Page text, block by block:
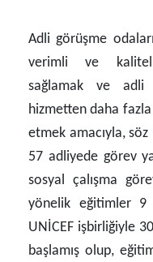
Adli görüşme
verimli ve kaliteli
sağlamak ve adli
hizmetten daha
etmek amacıyla,
57 adliyede görev
sosyal çalışma
yönelik eğitimler 9
UNİCEF işbirliğiyle
başlamış olup,